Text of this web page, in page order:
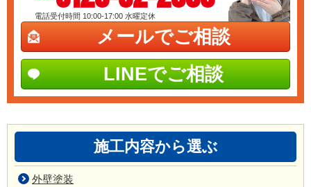
電話受付時間 10:00-17:00 水曜定休
メールでご相談
LINEでご相談
施工内容から選ぶ
外壁塗装